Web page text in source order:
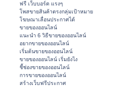
ฟรี เว็บบอร์ด แรงๆ
โพสขายสินค้าตรงกลุ่มเป้าหมาย
โฆษณาเลื่อนประกาศได้
ขายของออนไลน์
แนะนำ 6 วิธีขายของออนไลน์
อยากขายของออนไลน์
เริ่มต้นขายของออนไลน์
ขายของออนไลน์ เริ่มยังไง
ชี้ช่องขายของออนไลน์
การขายของออนไลน์
สร้างเว็บฟรีประกาศ